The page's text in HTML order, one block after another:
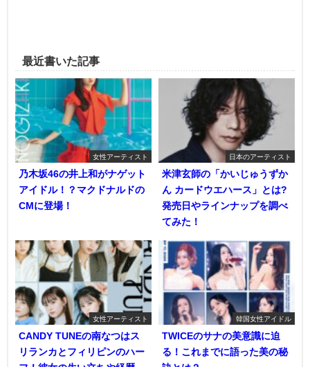
最近書いた記事
女性アーティスト
乃木坂46の井上和がナゲット
アイドル！？マクドナルドの
CMに登場！
日本のアーティスト
米津玄師の「かいじゅうずか
ん カードウエハース」とは?
発売日やラインナップを調べ
てみた！
女性アーティスト
CANDY TUNEの南なつはス
リランカとフィリピンのハー
韓国女性アイドル
TWICEのサナの美意識に迫
る！これまでに語った美の秘